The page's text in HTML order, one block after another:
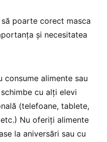
poarte corect masca
şi necesitatea
alimente sau
cu alţi elevi
(telefoane, tablete,
Nu oferiţi alimente
la aniversări sau cu